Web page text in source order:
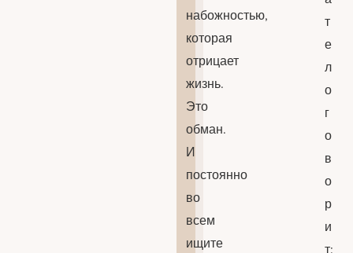
набожностью,
которая
отрицает
жизнь.
Это
обман.
И
постоянно
во
всем
ищите
т
е
л
о
г
о
в
о
р
и